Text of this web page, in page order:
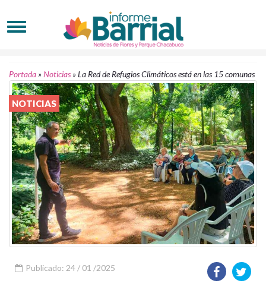
Portada »Noticias »La Red de Refugios Climáticos está en las 15 comunas
NOTICIAS
Publicado: 24 / 01 /2025